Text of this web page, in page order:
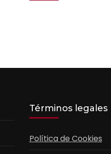
Términos legales
Política de Cookies